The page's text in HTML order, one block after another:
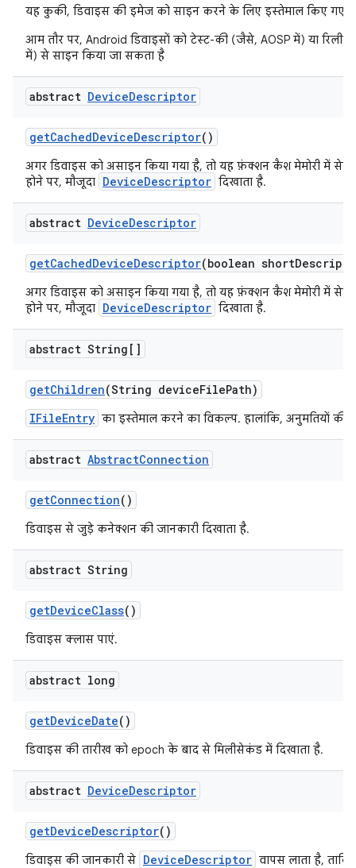
यह कुकी, डिवाइस की इमेज को साइन करने के लिए इस्तेमाल किए गए
आम तौर पर, Android डिवाइसों को टेस्ट-की (जैसे, AOSP में) या
में) से साइन किया जा सकता है
abstract DeviceDescriptor
getCachedDeviceDescriptor()
अगर डिवाइस को असाइन किया गया है, तो यह फ़ंक्शन कैश मेमोरी में सेव
होने पर, मौजूदा DeviceDescriptor दिखाता है.
abstract DeviceDescriptor
getCachedDeviceDescriptor(boolean short
अगर डिवाइस को असाइन किया गया है, तो यह फ़ंक्शन कैश मेमोरी में सेव
होने पर, मौजूदा DeviceDescriptor दिखाता है.
abstract String[]
getChildren(String deviceFilePath)
IFileEntry का इस्तेमाल करने का विकल्प. हालांकि, अनुमतियों
abstract AbstractConnection
getConnection()
डिवाइस से जुड़े कनेक्शन की जानकारी दिखाता है.
abstract String
getDeviceClass()
डिवाइस क्लास पाएं.
abstract long
getDeviceDate()
डिवाइस की तारीख को epoch के बाद से मिलीसेकंड में दिखाता है.
abstract DeviceDescriptor
getDeviceDescriptor()
डिवाइस की जानकारी से DeviceDescriptor वापस लाता है,